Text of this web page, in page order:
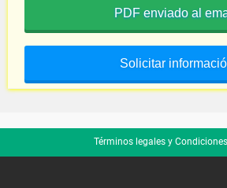
PDF enviado al
Solicitar
Términos legales y